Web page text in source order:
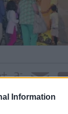
Information